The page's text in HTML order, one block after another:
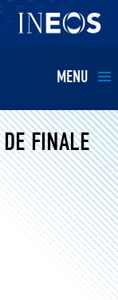
MENU
FINALE